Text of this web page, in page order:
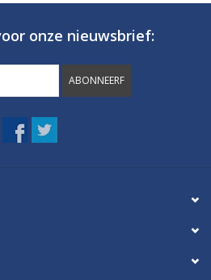
onze nieuwsbrief:
ABONNEERF